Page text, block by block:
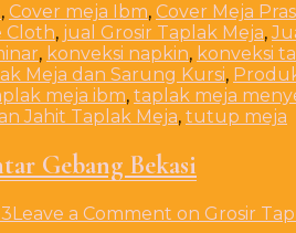
, Cover meja Ibm, Cover Meja
Cloth, jual Grosir Taplak Meja,
, konveksi napkin, konveksi
Meja dan Sarung Kursi,
meja ibm, taplak meja
Jahit Taplak Meja, tutup meja
Gebang Bekasi
Leave a Comment on Grosir